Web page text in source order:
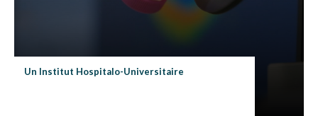
Un Institut Hospitalo-Universitaire